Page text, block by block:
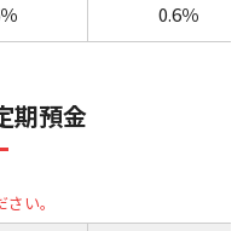
0.6％
期預金